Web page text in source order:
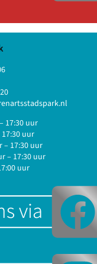
17:30 uur
uur
– 17:30 uur
– 17:30 uur
uur